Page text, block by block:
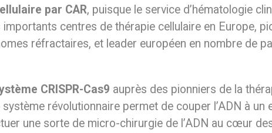
par CAR, puisque le service d’hématologie
importants centres de thérapie cellulaire en Europe,
réfractaires, et leader européen en nombre de
CRISPR-Cas9 auprès des pionniers de la
révolutionnaire permet de couper l’ADN à un
une sorte de micro-chirurgie de l’ADN au cœur